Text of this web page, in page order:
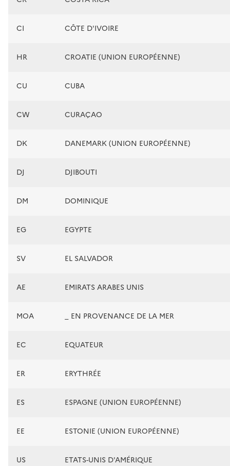
CI CÔTE D'IVOIRE
HR CROATIE (UNION EUROPÉENNE)
CU CUBA
CW CURAÇAO
DK DANEMARK (UNION EUROPÉENNE)
DJ DJIBOUTI
DM DOMINIQUE
EG EGYPTE
SV EL SALVADOR
AE EMIRATS ARABES UNIS
MOA _ EN PROVENANCE DE LA MER
EC EQUATEUR
ER ERYTHRÉE
ES ESPAGNE (UNION EUROPÉENNE)
EE ESTONIE (UNION EUROPÉENNE)
US ETATS-UNIS D'AMÉRIQUE